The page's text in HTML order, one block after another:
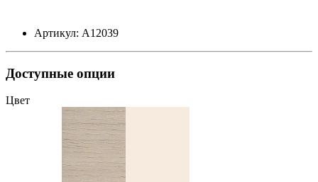
Артикул: А12039
Доступные опции
Цвет